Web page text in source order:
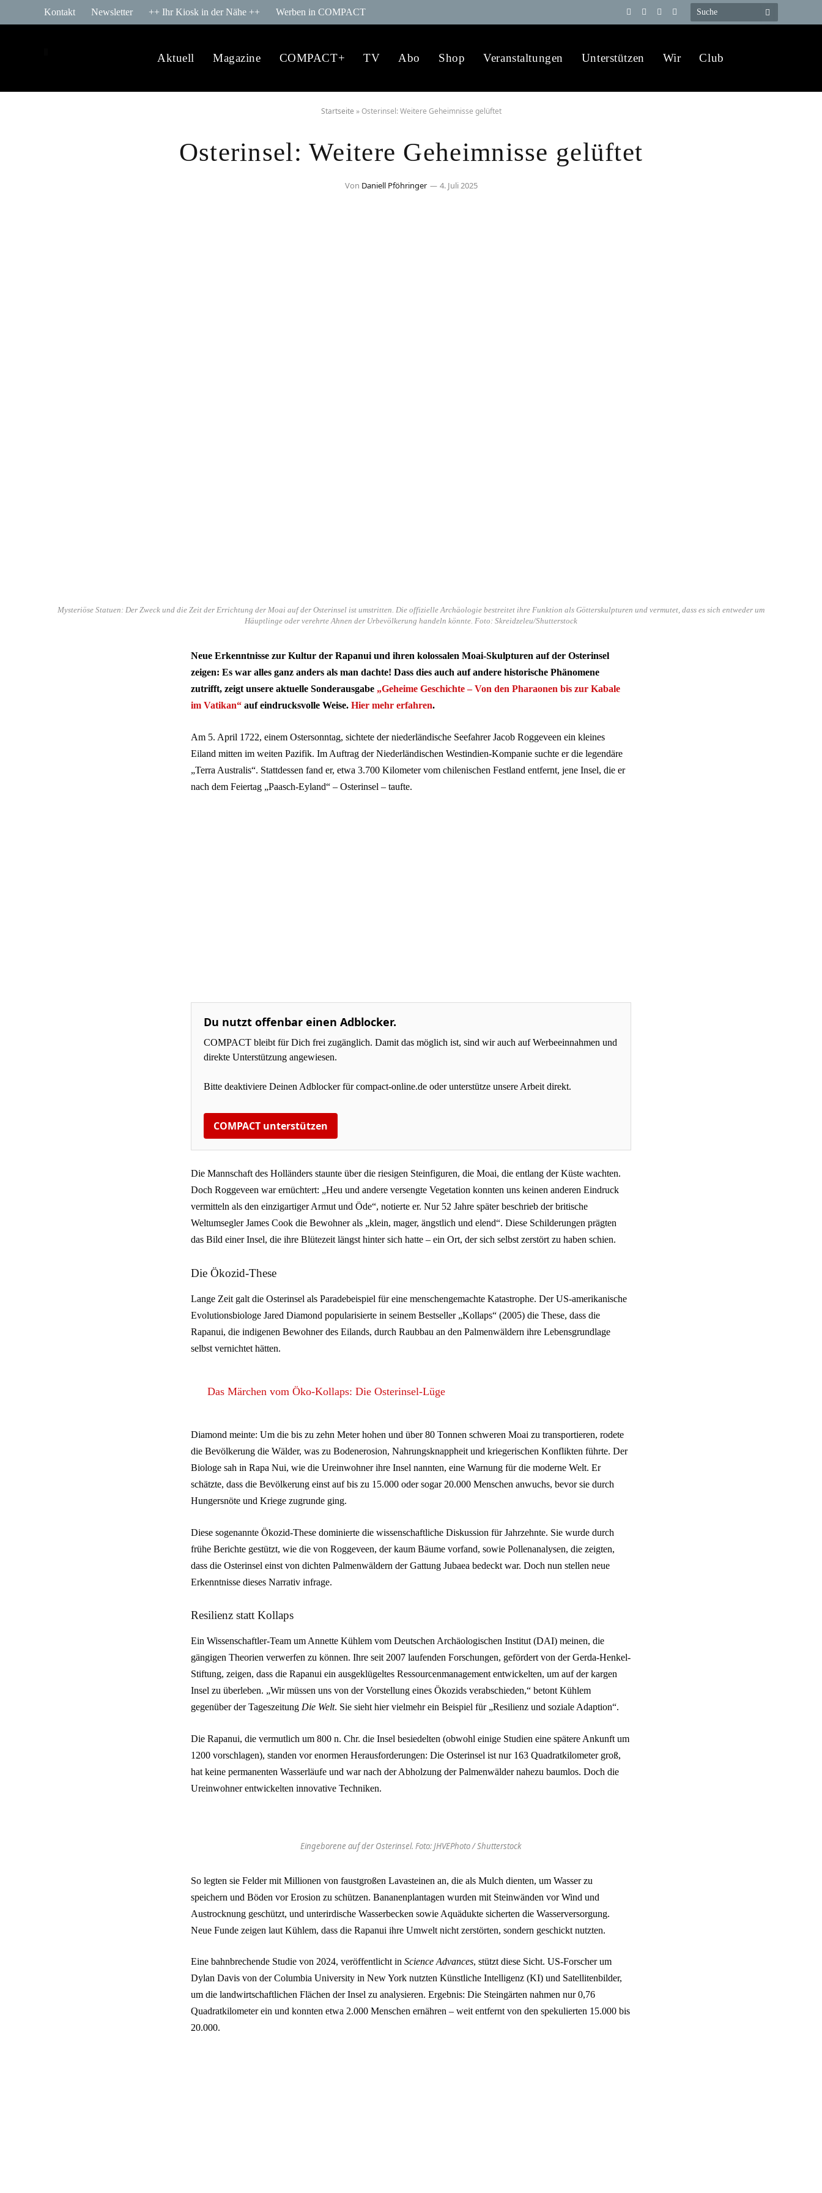
Kontakt Newsletter ++ Ihr Kiosk in der Nähe ++ Werben in COMPACT
Telegram
YouTube
X
WhatsApp
Aktuell Magazine COMPACT+ TV Abo Shop Veranstaltungen Unterstützen Wir Club
Startseite »Osterinsel: Weitere Geheimnisse gelüftet
Osterinsel: Weitere Geheimnisse gelüftet
Von Daniell Pföhringer 4. Juli 2025
Mysteriöse Statuen: Der Zweck und die Zeit der Errichtung der Moai auf der Osterinsel ist umstritten. Die offizielle Archäologie bestreitet ihre Funktion als Götterskulpturen und vermutet, dass es sich entweder um
Häuptlinge oder verehrte Ahnen der Urbevölkerung handeln könnte. Foto: Skreidzeleu/Shutterstock
Neue Erkenntnisse zur Kultur der Rapanui und ihren kolossalen Moai-Skulpturen auf der Osterinsel
zeigen: Es war alles ganz anders als man dachte! Dass dies auch auf andere historische Phänomene
zutrifft, zeigt unsere aktuelle Sonderausgabe „Geheime Geschichte – Von den Pharaonen bis zur Kabale
im Vatikan“ auf eindrucksvolle Weise. Hier mehr erfahren.
Am 5. April 1722, einem Ostersonntag, sichtete der niederländische Seefahrer Jacob Roggeveen ein kleines
Eiland mitten im weiten Pazifik. Im Auftrag der Niederländischen Westindien-Kompanie suchte er die legendäre
„Terra Australis“. Stattdessen fand er, etwa 3.700 Kilometer vom chilenischen Festland entfernt, jene Insel, die er
nach dem Feiertag „Paasch-Eyland“ – Osterinsel – taufte.
Du nutzt offenbar einen Adblocker.
COMPACT bleibt für Dich frei zugänglich. Damit das möglich ist, sind wir auch auf Werbeeinnahmen und
direkte Unterstützung angewiesen.
Bitte deaktiviere Deinen Adblocker für compact-online.de oder unterstütze unsere Arbeit direkt.
COMPACT unterstützen
Die Mannschaft des Holländers staunte über die riesigen Steinfiguren, die Moai, die entlang der Küste wachten.
Doch Roggeveen war ernüchtert: „Heu und andere versengte Vegetation konnten uns keinen anderen Eindruck
vermitteln als den einzigartiger Armut und Öde“, notierte er. Nur 52 Jahre später beschrieb der britische
Weltumsegler James Cook die Bewohner als „klein, mager, ängstlich und elend“. Diese Schilderungen prägten
das Bild einer Insel, die ihre Blütezeit längst hinter sich hatte – ein Ort, der sich selbst zerstört zu haben schien.
Die Ökozid-These
Lange Zeit galt die Osterinsel als Paradebeispiel für eine menschengemachte Katastrophe. Der US-amerikanische
Evolutionsbiologe Jared Diamond popularisierte in seinem Bestseller „Kollaps“ (2005) die These, dass die
Rapanui, die indigenen Bewohner des Eilands, durch Raubbau an den Palmenwäldern ihre Lebensgrundlage
selbst vernichtet hätten.
Das Märchen vom Öko-Kollaps: Die Osterinsel-Lüge
Diamond meinte: Um die bis zu zehn Meter hohen und über 80 Tonnen schweren Moai zu transportieren, rodete
die Bevölkerung die Wälder, was zu Bodenerosion, Nahrungsknappheit und kriegerischen Konflikten führte. Der
Biologe sah in Rapa Nui, wie die Ureinwohner ihre Insel nannten, eine Warnung für die moderne Welt. Er
schätzte, dass die Bevölkerung einst auf bis zu 15.000 oder sogar 20.000 Menschen anwuchs, bevor sie durch
Hungersnöte und Kriege zugrunde ging.
Diese sogenannte Ökozid-These dominierte die wissenschaftliche Diskussion für Jahrzehnte. Sie wurde durch
frühe Berichte gestützt, wie die von Roggeveen, der kaum Bäume vorfand, sowie Pollenanalysen, die zeigten,
dass die Osterinsel einst von dichten Palmenwäldern der Gattung Jubaea bedeckt war. Doch nun stellen neue
Erkenntnisse dieses Narrativ infrage.
Resilienz statt Kollaps
Ein Wissenschaftler-Team um Annette Kühlem vom Deutschen Archäologischen Institut (DAI) meinen, die
gängigen Theorien verwerfen zu können. Ihre seit 2007 laufenden Forschungen, gefördert von der Gerda-Henkel-
Stiftung, zeigen, dass die Rapanui ein ausgeklügeltes Ressourcenmanagement entwickelten, um auf der kargen
Insel zu überleben. „Wir müssen uns von der Vorstellung eines Ökozids verabschieden,“ betont Kühlem
gegenüber der Tageszeitung Die Welt. Sie sieht hier vielmehr ein Beispiel für „Resilienz und soziale Adaption“.
Die Rapanui, die vermutlich um 800 n. Chr. die Insel besiedelten (obwohl einige Studien eine spätere Ankunft um
1200 vorschlagen), standen vor enormen Herausforderungen: Die Osterinsel ist nur 163 Quadratkilometer groß,
hat keine permanenten Wasserläufe und war nach der Abholzung der Palmenwälder nahezu baumlos. Doch die
Ureinwohner entwickelten innovative Techniken.
Eingeborene auf der Osterinsel. Foto: JHVEPhoto / Shutterstock
So legten sie Felder mit Millionen von faustgroßen Lavasteinen an, die als Mulch dienten, um Wasser zu
speichern und Böden vor Erosion zu schützen. Bananenplantagen wurden mit Steinwänden vor Wind und
Austrocknung geschützt, und unterirdische Wasserbecken sowie Aquädukte sicherten die Wasserversorgung.
Neue Funde zeigen laut Kühlem, dass die Rapanui ihre Umwelt nicht zerstörten, sondern geschickt nutzten.
Eine bahnbrechende Studie von 2024, veröffentlicht in Science Advances, stützt diese Sicht. US-Forscher um
Dylan Davis von der Columbia University in New York nutzten Künstliche Intelligenz (KI) und Satellitenbilder,
um die landwirtschaftlichen Flächen der Insel zu analysieren. Ergebnis: Die Steingärten nahmen nur 0,76
Quadratkilometer ein und konnten etwa 2.000 Menschen ernähren – weit entfernt von den spekulierten 15.000 bis
20.000.